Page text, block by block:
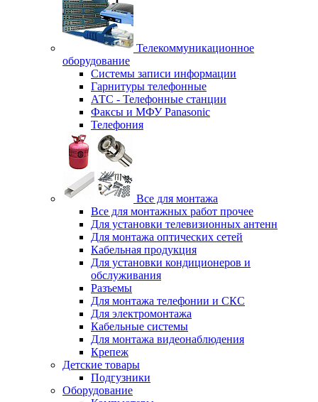
Телекоммуникационное
оборудование
Системы записи информации
Гарнитуры телефонные
АТС - Телефонные станции
Факсы и МФУ Panasonic
Телефония
Все для монтажа
Все для монтажных работ прочее
Для установки телевизионных антенн
Для монтажа оптических сетей
Кабельная продукция
Для установки кондиционеров и
обслуживания
Разъемы
Для монтажа телефонии и СКС
Для электромонтажа
Кабельные системы
Для монтажа видеонаблюдения
Крепеж
Детские товары
Подгузники
Оборудование